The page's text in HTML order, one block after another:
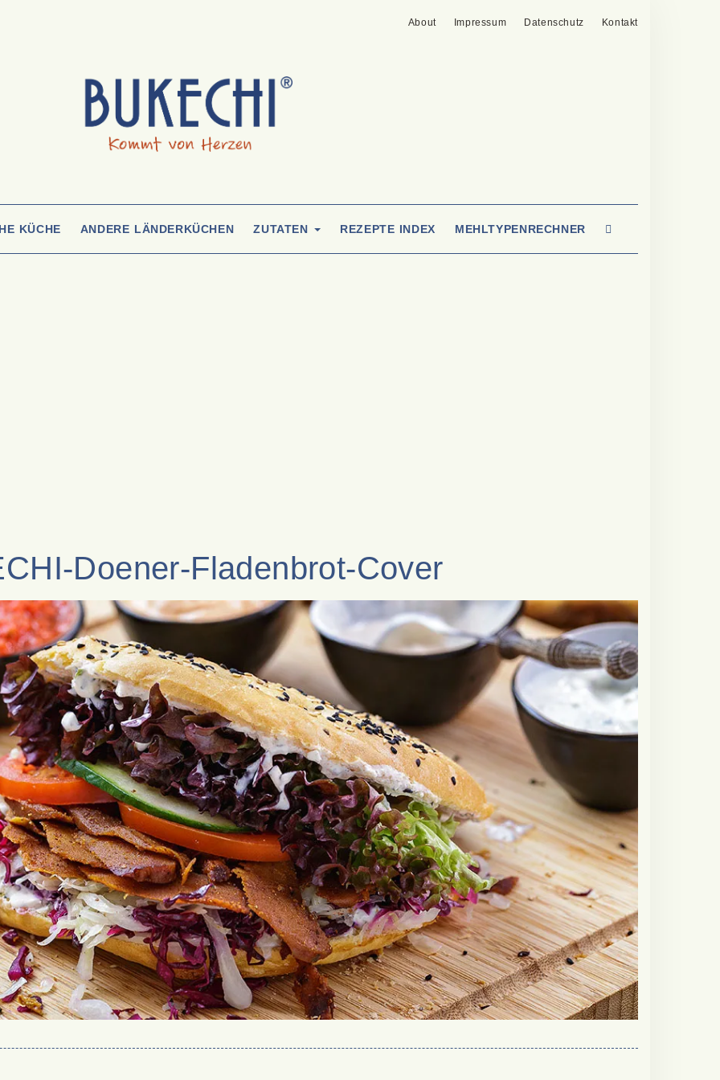
About Impressum Datenschutz Kontakt
KÜCHE ANDERE LÄNDERKÜCHEN ZUTATEN REZEPTE INDEX MEHLTYPENRECHNER
Doener-Fladenbrot-Cover